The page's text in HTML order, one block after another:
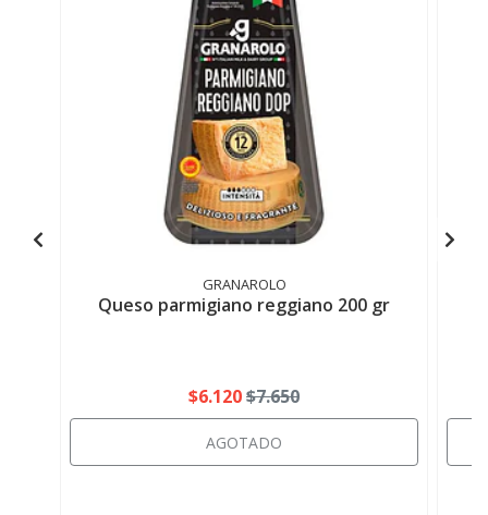
GRANAROLO
Queso parmigiano reggiano 200 gr
$6.120$7.650
AGOTADO